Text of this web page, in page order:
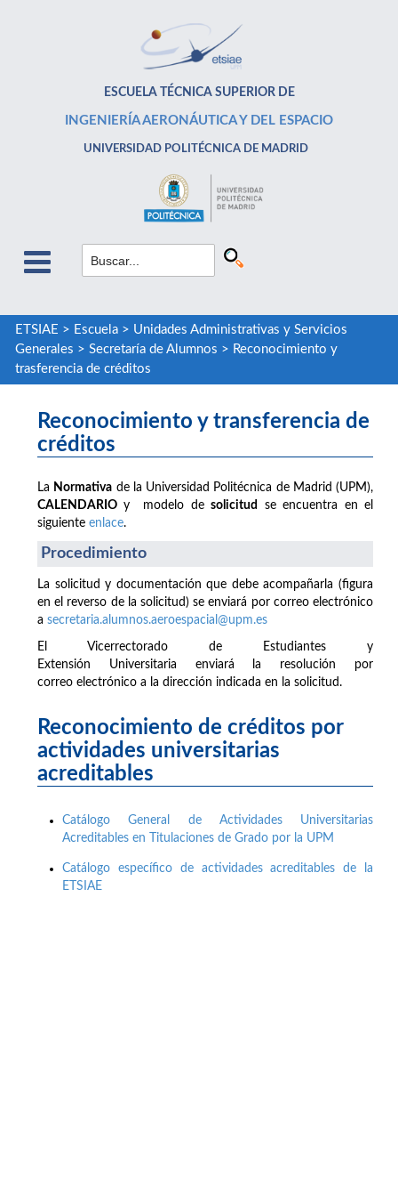
ESCUELA TÉCNICA SUPERIOR DE
INGENIERÍA AERONÁUTICA Y DEL ESPACIO
UNIVERSIDAD POLITÉCNICA DE MADRID
ETSIAE > Escuela> Unidades Administrativas y Servicios
Generales > Secretaría de Alumnos > Reconocimiento y
trasferencia de créditos
Reconocimiento y transferencia de
créditos
La Normativa de la Universidad Politécnica de Madrid (UPM),
CALENDARIO y modelo desolicitud
se encuentra en el
siguiente enlace.
Procedimiento
La solicitud y documentación que debe acompañarla (figura
en el reverso de la solicitud) se enviará por correo electrónico
a secretaria.alumnos.aeroespacial@upm.es
El Vicerrectorado de Estudiantes y
Extensión Universitaria enviará la resolución por
correo electrónico a la dirección indicada en la solicitud.
Reconocimiento de créditos por
actividades universitarias
acreditables
Catálogo General de Actividades Universitarias
Acreditables en Titulaciones de Grado por la UPM
Catálogo específico de actividades acreditables de la
ETSIAE